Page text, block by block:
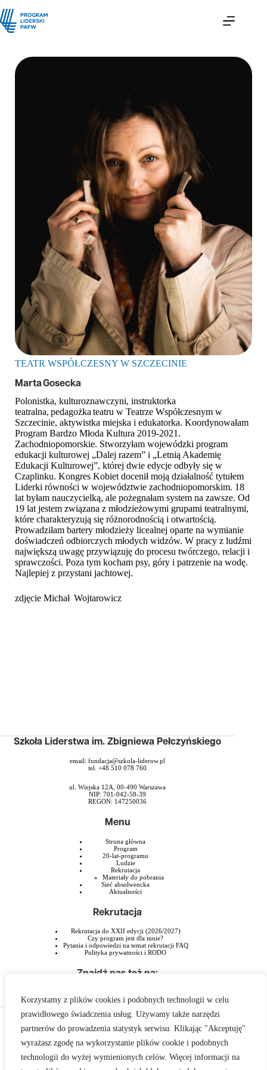
Korzystamy z plików cookies i podobnych technologii w celu
prawidłowego świadczenia usług. Używamy także narzędzi
partnerów do prowadzenia statystyk serwisu. Klikając "Akceptuję"
wyrażasz zgodę na wykorzystanie plików cookie i podobnych
technologii do wyżej wymienionych celów. Więcej informacji na
TEATR WSPÓŁCZESNY W SZCZECINIE
Marta Gosecka
Polonistka, kulturoznawczyni, instruktorka
teatralna, pedagożka teatru w Teatrze Współczesnym w
Szczecinie, aktywistka miejska i edukatorka. Koordynowałam
Program Bardzo Młoda Kultura 2019-2021.
Zachodniopomorskie. Stworzyłam wojewódzki program
edukacji kulturowej „Dalej razem” i „Letnią Akademię
Edukacji Kulturowej”, której dwie edycje odbyły się w
Czaplinku. Kongres Kobiet docenił moją działalność tytułem
Liderki równości w województwie zachodniopomorskim. 18
lat byłam nauczycielką, ale pożegnałam system na zawsze. Od
19 lat jestem związana z młodzieżowymi grupami teatralnymi,
które charakteryzują się różnorodnością i otwartością.
Prowadziłam bartery młodzieży licealnej oparte na wymianie
doświadczeń odbiorczych młodych widzów. W pracy z ludźmi
największą uwagę przywiązuję do procesu twórczego, relacji i
sprawczości. Poza tym kocham psy, góry i patrzenie na wodę.
Najlepiej z przystani jachtowej.
zdjęcie Michał Wojtarowicz
Szkoła Liderstwa im. Zbigniewa Pełczyńskiego
email:fundacja@szkola-liderow.pl
tel. +48 510 078 760
ul. Wiejska 12A, 00-490 Warszawa
NIP: 701-042-58-39
REGON: 147250036
Menu
Strona główna
Program
20-lat-programu
Ludzie
Rekrutacja
Materiały do pobrania
Sieć absolwencka
Aktualności
Rekrutacja
Rekrutacja do XXII edycji (2026/2027)
Czy program jest dla mnie?
Pytania i odpowiedzi na temat rekrutacji FAQ
Polityka prywatności i RODO
Znajdź nas też na:
Wolności realizowanym przez Szkołę Liderstwa im. Zbigniewa Pełczyńskiego.